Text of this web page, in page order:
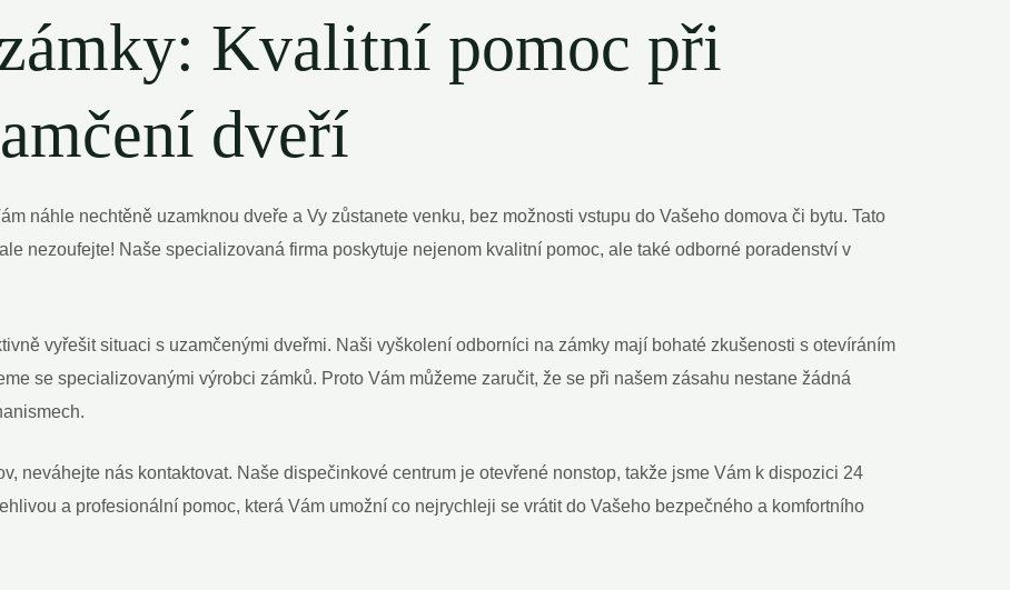
Kvalitní pomoc při⁣
dveří
náhle ​nechtěně uzamknou dveře a Vy zůstanete venku, bez možnosti vstupu do Vašeho domova či bytu. Tato
nezoufejte! Naše​ specializovaná firma poskytuje nejenom⁤ kvalitní pomoc, ale také odborné poradenství v
vyřešit ⁤situaci s uzamčenými dveřmi. Naši vyškolení odborníci na zámky mají bohaté zkušenosti s otevíráním
se specializovanými výrobci zámků. Proto Vám můžeme‌ zaručit, že se při našem zásahu‍ nestane žádná
neváhejte ‌nás kontaktovat. Naše dispečinkové centrum je otevřené nonstop, takže jsme Vám k dispozici 24
a profesionální​ pomoc, která ​Vám umožní ​co⁤ nejrychleji se vrátit do Vašeho bezpečného a komfortního